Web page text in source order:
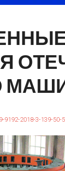
9192-2018-3-139-50-